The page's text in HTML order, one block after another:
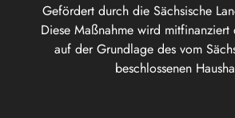
Gefördert durch die Sächsische
Diese Maßnahme wird mitfinanziert
auf der Grundlage des vom
beschlossenen